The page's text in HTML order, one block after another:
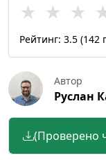
★ ★ ★
Рейтинг: 3.5 (142
Автор
Руслан
(Проверено